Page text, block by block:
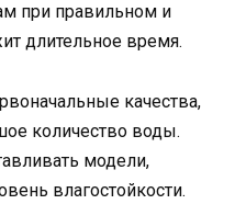
при правильном и
длительное время.
качества,
количество воды.
модели,
влагостойкости.